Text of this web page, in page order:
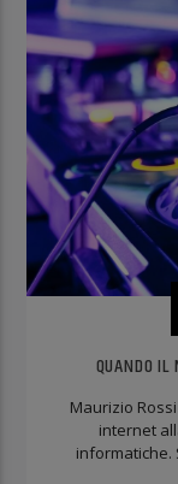
QUANDO IL
Maurizio
internet
informatiche.